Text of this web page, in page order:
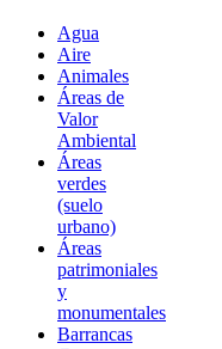
Agua
Aire
Animales
Áreas de
Valor
Ambiental
Áreas
verdes
(suelo
urbano)
Áreas
patrimoniales
y
monumentales
Barrancas